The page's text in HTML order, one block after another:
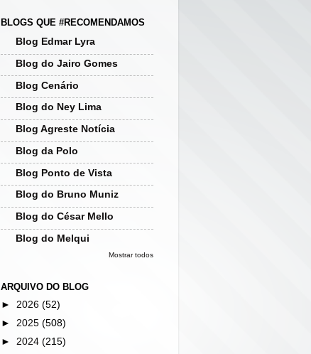
BLOGS QUE #RECOMENDAMOS
Blog Edmar Lyra
Blog do Jairo Gomes
Blog Cenário
Blog do Ney Lima
Blog Agreste Notícia
Blog da Polo
Blog Ponto de Vista
Blog do Bruno Muniz
Blog do César Mello
Blog do Melqui
Mostrar todos
ARQUIVO DO BLOG
► 2026 (52)
► 2025 (508)
► 2024 (215)